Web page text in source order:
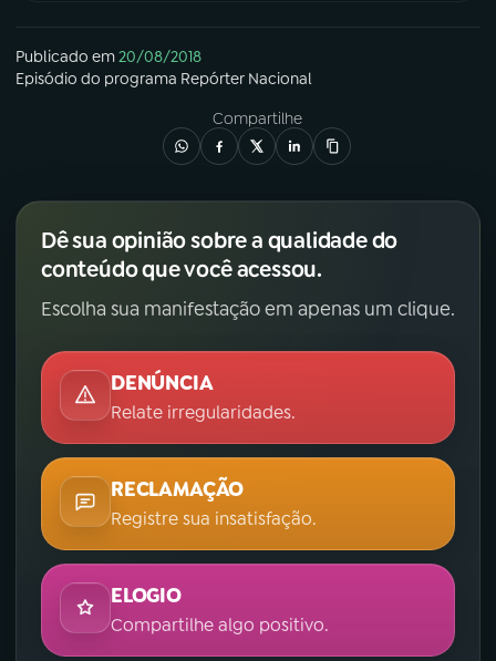
Publicado em20/08/2018
Episódio do programa Repórter Nacional
Compartilhe
Dê sua opinião sobre a qualidade do
conteúdo que você acessou.
Escolha sua manifestação em apenas um clique.
DENÚNCIA
Relate irregularidades.
RECLAMAÇÃO
Registre sua insatisfação.
ELOGIO
Compartilhe algo positivo.